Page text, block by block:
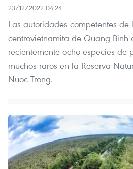
23/12/2022 04:24
Las autoridades competentes de
centrovietnamita de Quang Binh
recientemente ocho especies de
muchos raros en la Reserva
Nuoc Trong.